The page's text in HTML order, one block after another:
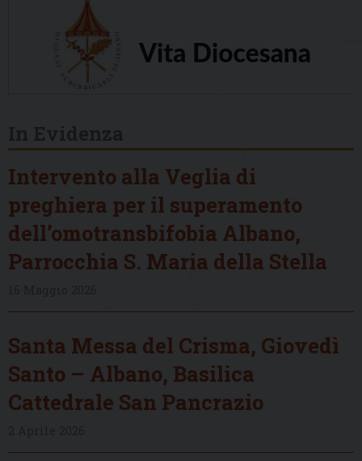
Intervento alla Veglia di
preghiera per il superamento
dell’omotransbifobia Albano,
Parrocchia S. Maria della Stella
Santa Messa del Crisma, Giovedì
Santo – Albano, Basilica
Cattedrale San Pancrazio